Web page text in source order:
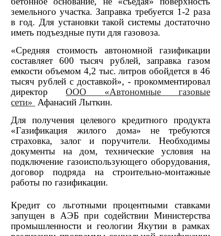
земельного участка. Заправка требуется 1-2 раза
в год. Для установки такой системы достаточно
иметь подъездные пути для газовоза.
«Средняя стоимость автономной газификации
составляет 600 тысяч рублей, заправка газом
емкости объемом 4,2 тыс. литров обойдется в 46
тысяч рублей с доставкой», - прокомментировал
директорООО «Автономные газовые
сети» Афанасий Лыткин.
Для получения целевого кредитного продукта
«Газификация жилого дома» не требуются
страховка, залог и поручители. Необходимы
документы на дом, технические условия на
подключение газоиспользующего оборудования,
договор подряда на строительно-монтажные
работы по газификации.
Кредит со льготными процентными ставками
запущен в АЭБ при содействии Министерства
промышленности и геологии Якутии в рамках